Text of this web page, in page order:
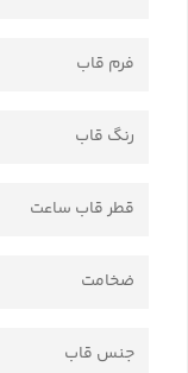
فرم قاب
رنگ قاب
قطر قاب ساعت
ضخامت
جنس قاب